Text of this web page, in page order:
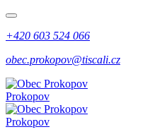
+420 603 524 066
obec.prokopov@tiscali.cz
Prokopov
Prokopov